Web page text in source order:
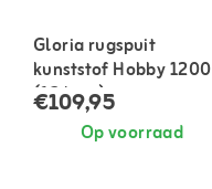
Gloria rugspuit
kunststof Hobby 1200
(12 liter)
€109,95
Op voorraad